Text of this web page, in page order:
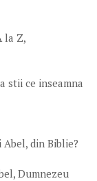
la Z,
stii ce inseamna
din Biblie?
Dumnezeu